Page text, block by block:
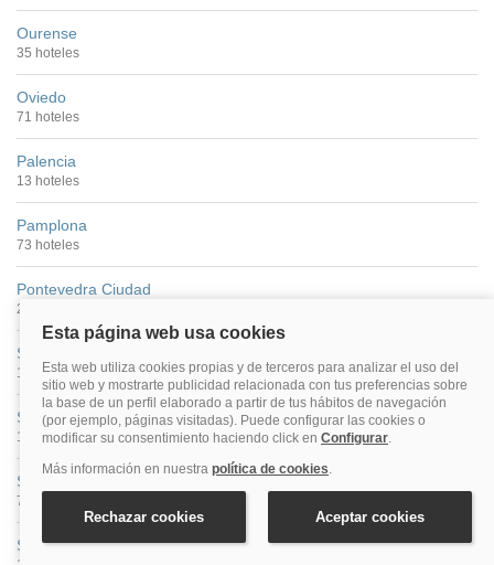
Ourense
35 hoteles
Oviedo
71 hoteles
Palencia
13 hoteles
Pamplona
73 hoteles
Pontevedra Ciudad
22 hoteles
Salamanca
100 hoteles
San Sebastián
149 hoteles
Santander
74 hoteles
Santiago De Compostela